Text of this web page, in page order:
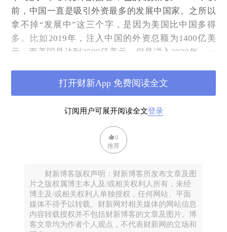
前，中国一直是吸引外资最多的发展中国家。之所以
拿不掉“发展中”这三个字，是因为美国比中国多得
多。比如2019年，注入中国的外资总额为1400亿美
元，而美国是达到2500亿美元。但是进入 2020年，一
经济体可以独善其身。这一年，全球外资下降
美国下降了差不多一半，仅为
亿美元。相较而
言，中国表现亮眼，全年吸引外资不仅没有下降，反
其实，对中国而言，经济增长已经从早期的吸引外
之意不在资，在于技术和管理”的阶段。前不久，美国
推出了一个“无尽前沿计划”，除了要加大科技投入以
外，还提出要阻断中国从中美科研技术的合作中获
益。由此，不少本来是有利于中美双方，也有利于全
订阅用户可展开阅读全文登录
打开财新App 免费阅读全文
0
推荐
财新博客版权声明：财新博客所发布文章及图
片之版权属博主本人及/或相关权利人所有，未经
博主及/或相关权利人单独授权，任何网站、平面
媒体不得予以转载。财新网对相关媒体的网站信息
内容转载授权并不包括财新博客的文章及图片。博
客文章均为作者个人观点，不代表财新网的立场和